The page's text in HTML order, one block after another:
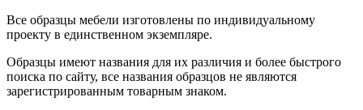
Все образцы мебели изготовлены по индивидуальному
проекту в единственном экземпляре.
Образцы имеют названия для их различия и более быстрого
поиска по сайту, все названия образцов не являются
зарегистрированным товарным знаком.